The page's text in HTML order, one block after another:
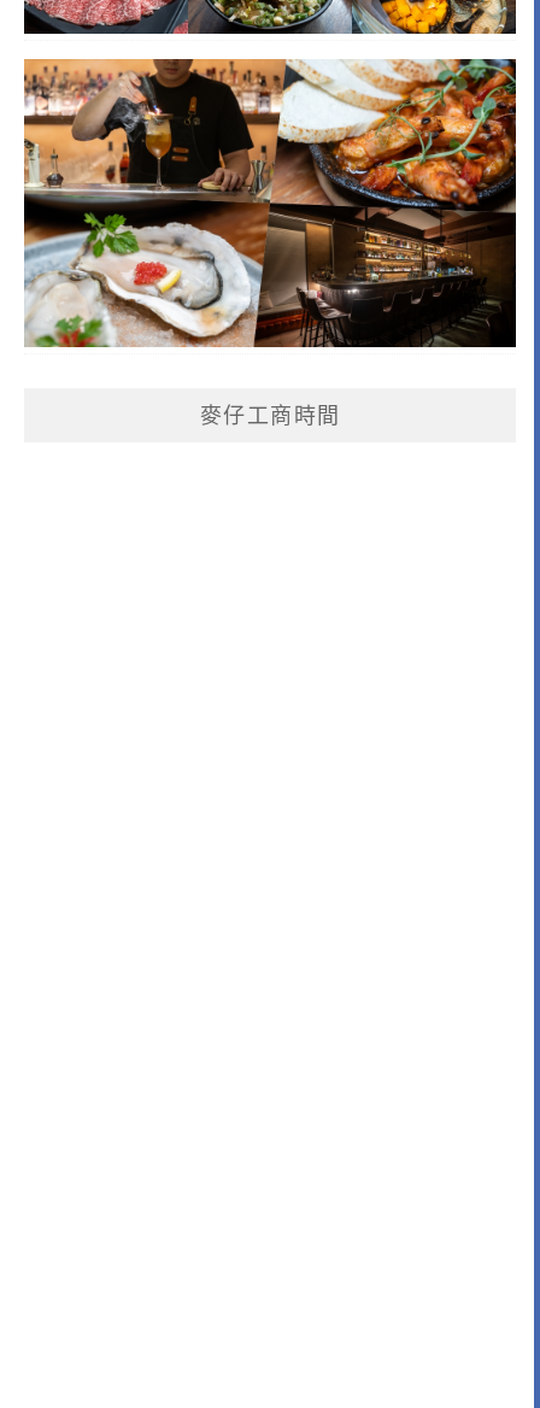
麥仔工商時間